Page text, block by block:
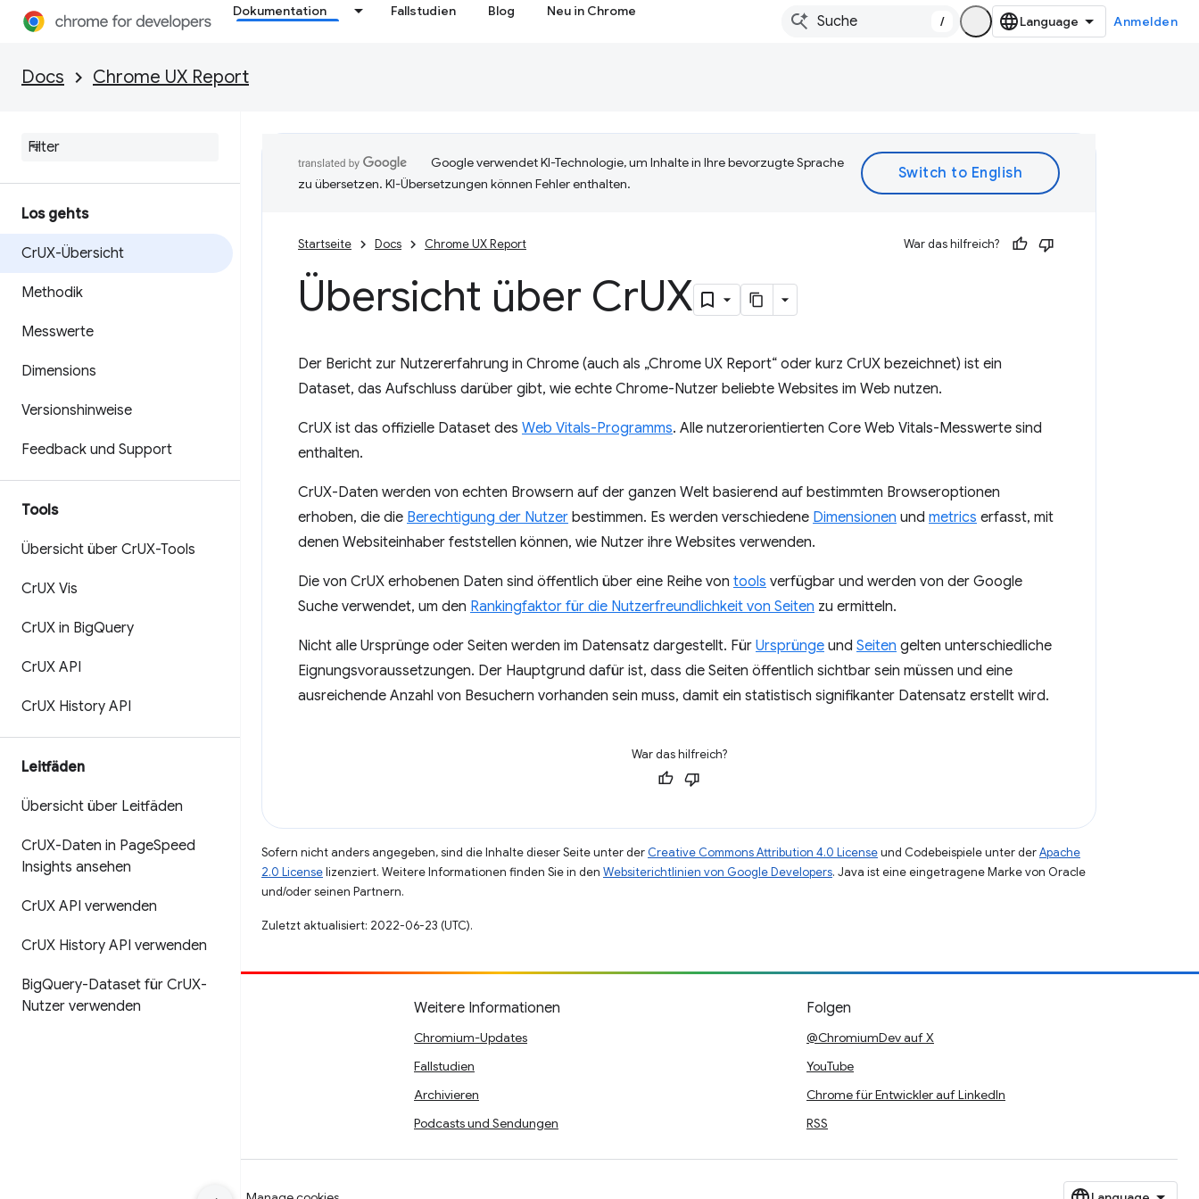
Dokumentation Fallstudien Blog Neu in Chrome
/ Anmelden
Docs Chrome UX Report
Los gehts
CrUX-Übersicht
Methodik
Messwerte
Dimensions
Versionshinweise
Feedback und Support
Tools
Übersicht über CrUX-Tools
CrUX Vis
CrUX in BigQuery
CrUX API
CrUX History API
Leitfäden
Übersicht über Leitfäden
CrUX-Daten in PageSpeed
Insights ansehen
CrUX API verwenden
CrUX History API verwenden
BigQuery-Dataset für CrUX-
Nutzer verwenden
Google verwendet KI-Technologie, um Inhalte in Ihre bevorzugte Sprache
zu übersetzen. KI-Übersetzungen können Fehler enthalten.
Startseite Docs Chrome UX Report War das hilfreich?
Übersicht über CrUX
Der Bericht zur Nutzererfahrung in Chrome (auch als „Chrome UX Report“ oder kurz CrUX bezeichnet) ist ein
Dataset, das Aufschluss darüber gibt, wie echte Chrome-Nutzer beliebte Websites im Web nutzen.
CrUX ist das offizielle Dataset des Web Vitals-Programms. Alle nutzerorientierten Core Web Vitals-Messwerte sind
enthalten.
CrUX-Daten werden von echten Browsern auf der ganzen Welt basierend auf bestimmten Browseroptionen
erhoben, die die Berechtigung der Nutzer bestimmen. Es werden verschiedene Dimensionen und metrics erfasst, mit
denen Websiteinhaber feststellen können, wie Nutzer ihre Websites verwenden.
Die von CrUX erhobenen Daten sind öffentlich über eine Reihe von tools verfügbar und werden von der Google
Suche verwendet, um den Rankingfaktor für die Nutzerfreundlichkeit von Seiten zu ermitteln.
Nicht alle Ursprünge oder Seiten werden im Datensatz dargestellt. Für Ursprünge und Seiten gelten unterschiedliche
Eignungsvoraussetzungen. Der Hauptgrund dafür ist, dass die Seiten öffentlich sichtbar sein müssen und eine
ausreichende Anzahl von Besuchern vorhanden sein muss, damit ein statistisch signifikanter Datensatz erstellt wird.
War das hilfreich?
Sofern nicht anders angegeben, sind die Inhalte dieser Seite unter der Creative Commons Attribution 4.0 Licenseund Codebeispiele unter derApache
2.0 Licenselizenziert. Weitere Informationen finden Sie in den Websiterichtlinien von Google Developers. Java ist eine eingetragene Marke von Oracle
und/oder seinen Partnern.
Zuletzt aktualisiert: 2022-06-23 (UTC).
Beitragen Weitere Informationen
Chromium-Updates
Fallstudien
Archivieren
Podcasts und Sendungen
Folgen
@ChromiumDev auf X
YouTube
Chrome für Entwickler auf LinkedIn
RSS